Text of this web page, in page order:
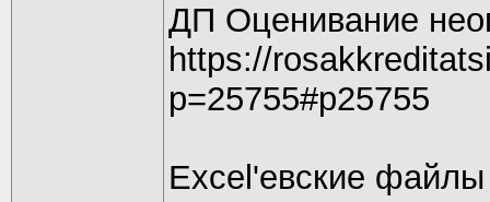
ДП Оценивание
https://
p=25755#p25755
Excel'евские